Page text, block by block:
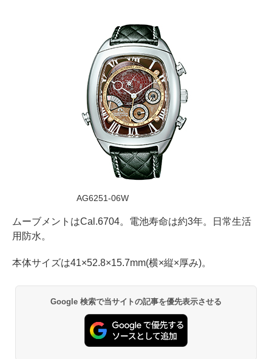
AG6251-06W
ムーブメントはCal.6704。電池寿命は約3年。日常生活
用防水。
本体サイズは41×52.8×15.7mm(横×縦×厚み)。
Google 検索で当サイトの記事を優先表示させる